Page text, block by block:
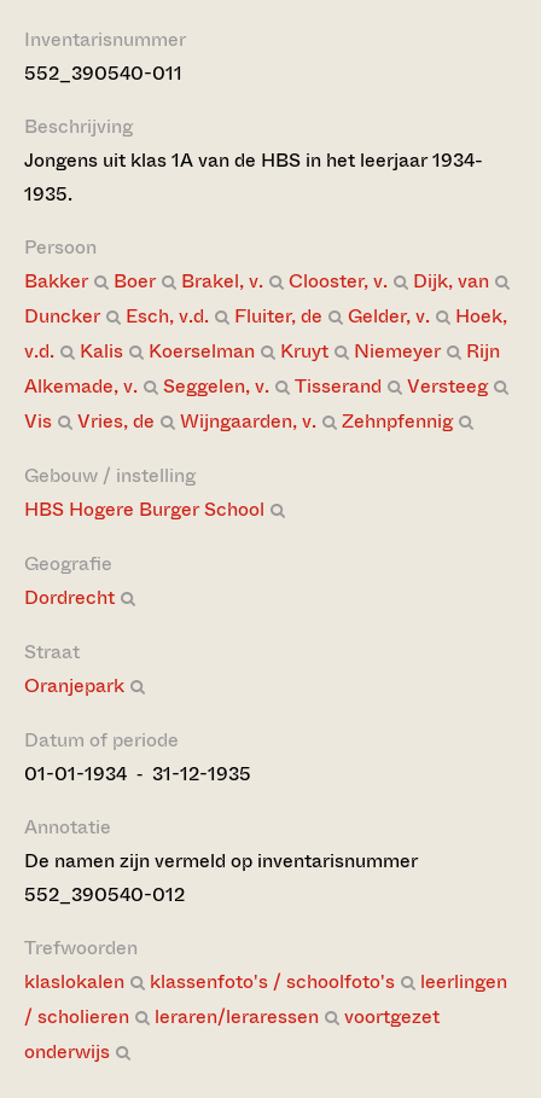
Inventarisnummer
552_390540-011
Beschrijving
Jongens uit klas 1A van de HBS in het leerjaar 1934-
1935.
Persoon
Bakker
Boer Brakel, v. Clooster, v.
Dijk, van
Duncker
Esch, v.d. Fluiter, de Gelder, v.
Hoek,
v.d.
Kalis Koerselman Kruyt Niemeyer
Rijn
Alkemade, v.
Seggelen, v. Tisserand
Versteeg
Vis
Vries, de Wijngaarden, v.
Zehnpfennig
Gebouw / instelling
HBS Hogere Burger School
Geografie
Dordrecht
Straat
Oranjepark
Datum of periode
01-01-1934 ‐ 31-12-1935
Annotatie
De namen zijn vermeld op inventarisnummer
552_390540-012
Trefwoorden
klaslokalen
klassenfoto's / schoolfoto's
leerlingen
/ scholieren
leraren/leraressen
voortgezet
onderwijs